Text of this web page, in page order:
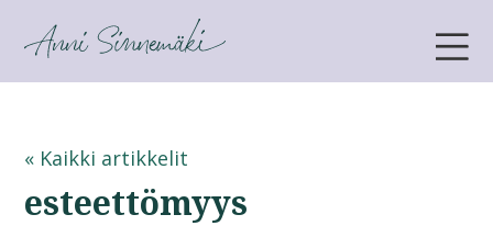
ANNI SINNEMÄKI
« Kaikki artikkelit
esteettömyys